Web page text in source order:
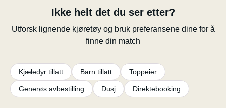
Ikke helt det du ser etter?
Utforsk lignende kjøretøy og bruk preferansene dine for å
finne din match
Kjæledyr tillatt Barn tillatt Toppeier
Generøs avbestilling Dusj Direktebooking